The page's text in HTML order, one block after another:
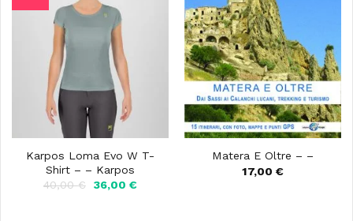
Karpos Loma Evo W T-
Shirt – – Karpos
40,00€
Il
36,00€Il
Matera E Oltre – –
17,00 €